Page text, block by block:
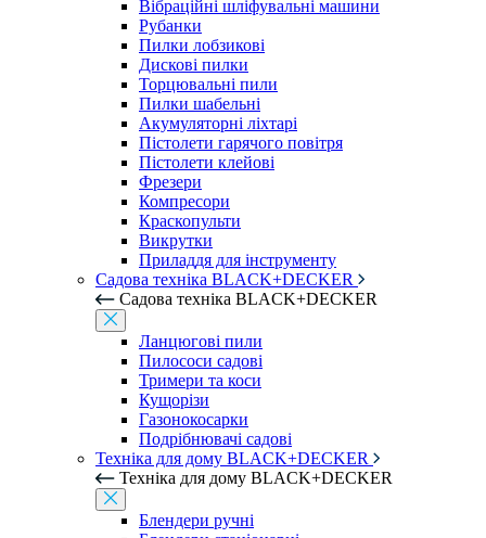
Вібраційні шліфувальні машини
Рубанки
Пилки лобзикові
Дискові пилки
Торцювальні пили
Пилки шабельні
Акумуляторні ліхтарі
Пістолети гарячого повітря
Пістолети клейові
Фрезери
Компресори
Краскопульти
Викрутки
Приладдя для інструменту
Садова техніка BLACK+DECKER
Садова техніка BLACK+DECKER
Ланцюгові пили
Пилососи садові
Тримери та коси
Кущорізи
Газонокосарки
Подрібнювачі садові
Техніка для дому BLACK+DECKER
Техніка для дому BLACK+DECKER
Блендери ручні